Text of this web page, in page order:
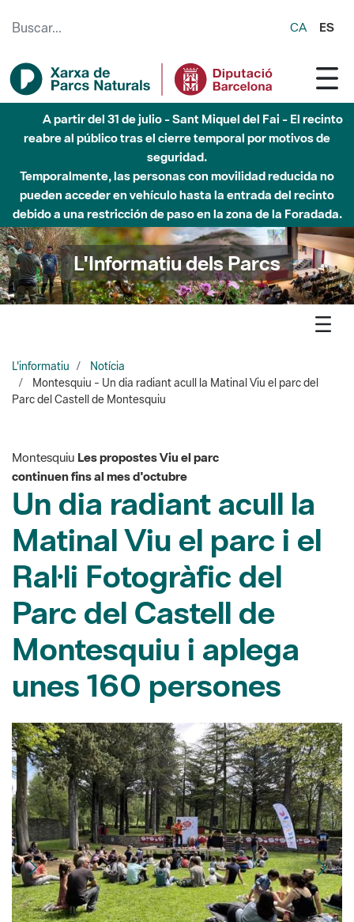
CA ES
Hasta diciembre de 2026 - Parque Fluvial Besós -
Afectaciones en el cauce del Parque Fluvial del Besòs debido
a obras de construcción de una pasarela sobre el río
L'Informatiu dels Parcs
L'informatiu
Notícia
Montesquiu - Un dia radiant acull la Matinal Viu el parc del
MontesquiuLes propostes Viu el parc
Un dia radiant acull la
Matinal Viu el parc i el
Ral·li Fotogràfic del
Parc del Castell de
Montesquiu i aplega
unes 160 persones
Espectacle de cloenda de la Matinal als jardins del castell de